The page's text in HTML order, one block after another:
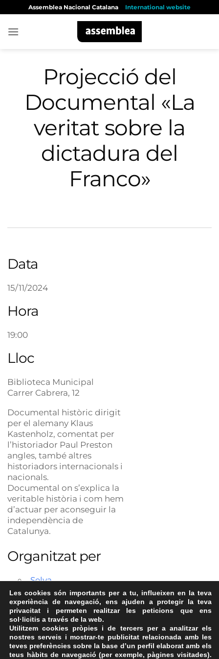
content
Assemblea Nacional Catalana International website
Projecció del
Documental «La
veritat sobre la
dictadura del
Franco»
Data
15/11/2024
Hora
19:00
Lloc
Biblioteca Municipal
Carrer Cabrera, 12
Documental històric dirigit
per el alemany Klaus
Kastenholz, comentat per
l’historiador Paul Preston
angles, també altres
historiadors internacionals i
nacionals.
Documental on s’explica la
veritable història i com hem
d’actuar per aconseguir la
independència de
Catalunya.
Organitzat per
Selva
Les cookies són importants per a tu, influeixen en la teva
experiència de navegació, ens ajuden a protegir la teva
privacitat i permeten realitzar les peticions que ens
sol·licitis a través de la web.
Utilitzem cookies pròpies i de tercers per a analitzar els
nostres serveis i mostrar-te publicitat relacionada amb les
teves preferències sobre la base d’un perfil elaborat amb els
teus hàbits de navegació (per exemple, pàgines visitades).